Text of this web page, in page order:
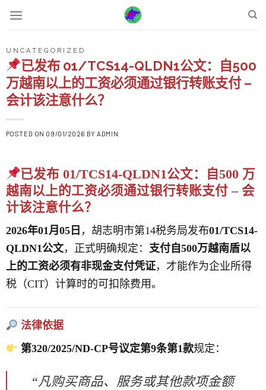
UNCATEGORIZED
已发布 01/TCS14-QLDN1公文：自500
万越南以上的工资必须通过银行转账支付 –
会计该注意什么？
POSTED ON 09/01/2026 BY ADMIN
已发布 01/TCS14-QLDN1公文：自500 万
越南以上的工资必须通过银行转账支付 – 会
计该注意什么？
2026年01月05日 ，胡志明市第14税务局发布01/TCS14-
QLDN1公文，正式明确规定： 支付自500万越南盾以
上的工资必须有非现金支付凭证，才能作为企业所得
税（CIT）计算时的可扣除费用。
法律依据
第320/2025/ND-CP号议定第9条第1款规定：
“凡购买商品、服务或其他款项金额